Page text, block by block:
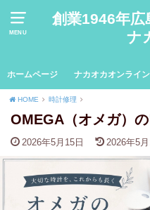
MENU
創業1946年広
ナ
ホームページ ナカオカオンライ
HOME 時計修理
OMEGA（オメガ）
2026年5月15日 2026年5月